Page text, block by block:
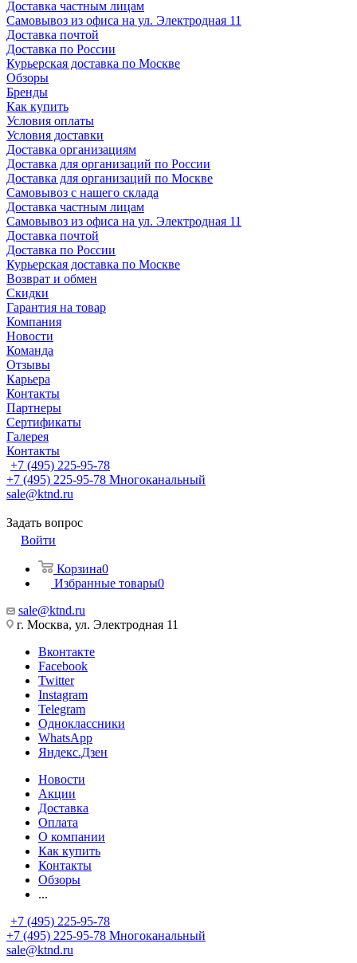
Доставка частным лицам
Самовывоз из офиса на ул. Электродная 11
Доставка почтой
Доставка по России
Курьерская доставка по Москве
Обзоры
Бренды
Как купить
Условия оплаты
Условия доставки
Доставка организациям
Доставка для организаций по России
Доставка для организаций по Москве
Самовывоз с нашего склада
Доставка частным лицам
Самовывоз из офиса на ул. Электродная 11
Доставка почтой
Доставка по России
Курьерская доставка по Москве
Возврат и обмен
Скидки
Гарантия на товар
Компания
Новости
Команда
Отзывы
Карьера
Контакты
Партнеры
Сертификаты
Галерея
Контакты
+7 (495) 225-95-78
+7 (495) 225-95-78 Многоканальный
sale@ktnd.ru
Задать вопрос
Войти
Корзина0
Избранные товары0
sale@ktnd.ru
г. Москва, ул. Электродная 11
Вконтакте
Facebook
Twitter
Instagram
Telegram
Одноклассники
WhatsApp
Яндекс.Дзен
Новости
Акции
Доставка
Оплата
О компании
Как купить
Контакты
Обзоры
...
+7 (495) 225-95-78
+7 (495) 225-95-78 Многоканальный
sale@ktnd.ru